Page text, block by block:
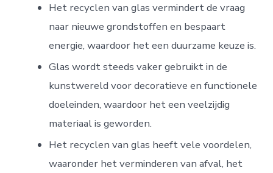
Het recyclen van glas vermindert de vraag
naar nieuwe grondstoffen en bespaart
energie, waardoor het een duurzame keuze is.
Glas wordt steeds vaker gebruikt in de
kunstwereld voor decoratieve en functionele
doeleinden, waardoor het een veelzijdig
materiaal is geworden.
Het recyclen van glas heeft vele voordelen,
waaronder het verminderen van afval, het